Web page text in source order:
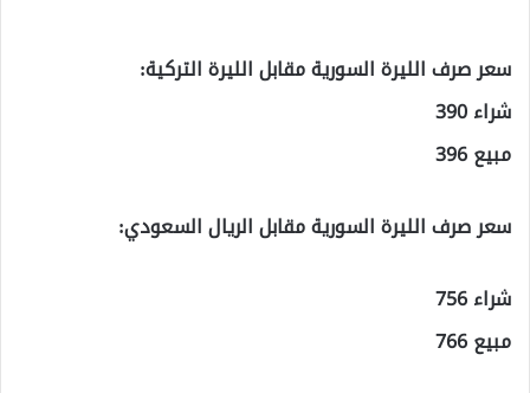
سعر صرف الليرة السورية مقابل الليرة التركية:
شراء 390
مبيع 396
سعر صرف الليرة السورية مقابل الريال السعودي:
شراء 756
مبيع 766